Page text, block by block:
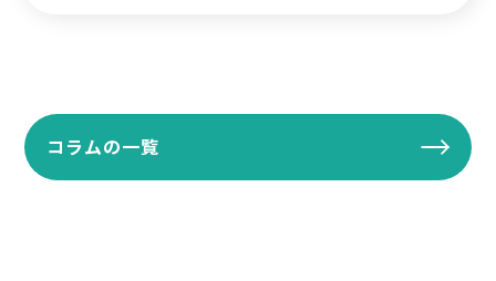
コラムの一覧